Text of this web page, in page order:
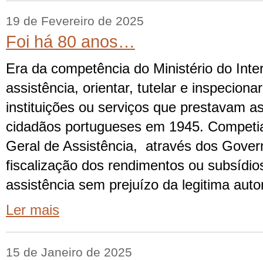
19 de Fevereiro de 2025
Foi há 80 anos…
Era da competência do Ministério do
assistência, orientar, tutelar e
instituições ou serviços que prestavam
cidadãos portugueses em 1945.
Geral de Assistência, através dos
fiscalização dos rendimentos ou
assistência sem prejuízo da legitima
Ler mais
15 de Janeiro de 2025